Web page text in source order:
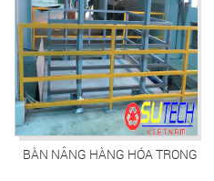
BÀN NÂNG HÀNG HÓA TRONG